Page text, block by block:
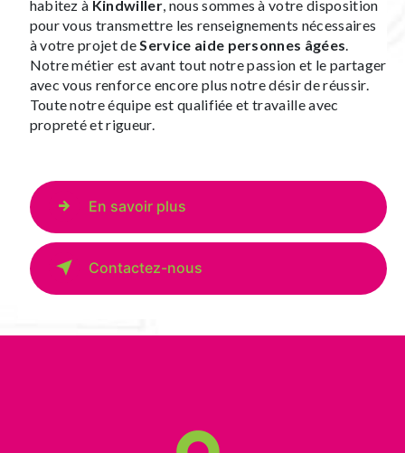
habitez à Kindwiller, nous sommes à votre disposition
pour vous transmettre les renseignements nécessaires
à votre projet deService aide personnes âgées.
Notre métier est avant tout notre passion et le partager
avec vous renforce encore plus notre désir de réussir.
Toute notre équipe est qualifiée et travaille avec
propreté et rigueur.
En savoir plus
Contactez-nous